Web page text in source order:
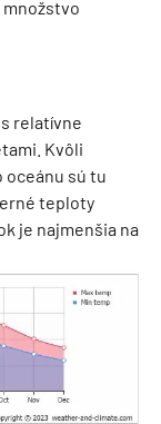
množstvo
relatívne
Kvôli
sú tu
teploty
je najmenšia na